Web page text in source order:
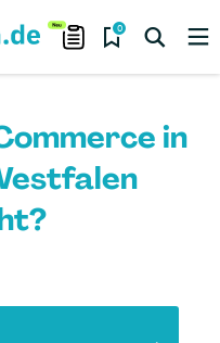
0
in